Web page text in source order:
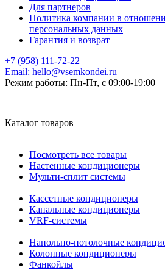
Для партнеров
Политика компании в
персональных данных
Гарантия и возврат
+7 (958) 111-72-22
Email: hello@vsemkondei.ru
Режим работы: Пн-Пт, с 09:00-19:00
Каталог товаров
Посмотреть все товары
Настенные кондиционеры
Мульти-сплит системы
Кассетные кондиционеры
Канальные кондиционеры
VRF-системы
Напольно-потолочные
Колонные кондиционеры
Фанкойлы